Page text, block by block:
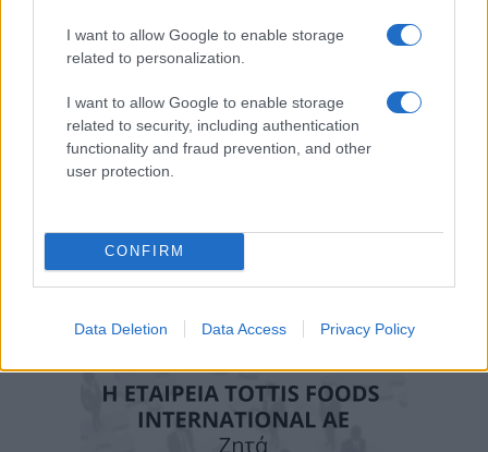
I want to allow Google to enable storage
related to personalization.
I want to allow Google to enable storage
related to security, including authentication
functionality and fraud prevention, and other
user protection.
CONFIRM
Data Deletion Data Access Privacy Policy